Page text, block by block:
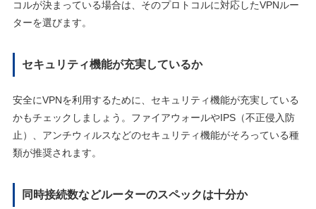
コルが決まっている場合は、そのプロトコルに対応したVPNルー
ターを選びます。
セキュリティ機能が充実しているか
安全にVPNを利用するために、セキュリティ機能が充実している
かもチェックしましょう。ファイアウォールやIPS（不正侵入防
止）、アンチウィルスなどのセキュリティ機能がそろっている種
類が推奨されます。
同時接続数などルーターのスペックは十分か